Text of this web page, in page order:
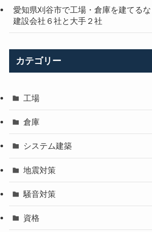
愛知県刈谷市で工場・倉庫を建てる
建設会社６社と大手２社
カテゴリー
工場
倉庫
システム建築
地震対策
騒音対策
資格